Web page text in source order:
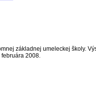
základnej umeleckej školy.
2008.